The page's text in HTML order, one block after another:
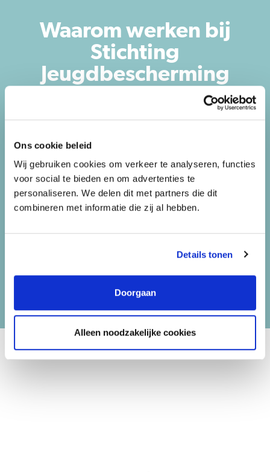
Ons cookie beleid
Wij gebruiken cookies om verkeer te analyseren, functies
voor social te bieden en om advertenties te
personaliseren. We delen dit met partners die dit
combineren met informatie die zij al hebben.
Details tonen
Doorgaan
Alleen noodzakelijke cookies
Waarom werken bij
Stichting
Jeugdbescherming
Rotterdam Rijnmond
Adam
CIT-Medewerker
Het dynamische in het werk, en